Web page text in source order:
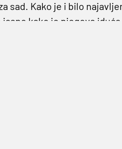
sad. Kako je i bilo
kako je njegova